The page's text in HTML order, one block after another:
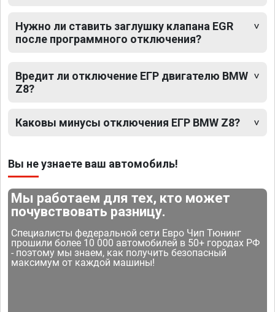
Нужно ли ставить заглушку клапана EGR
после программного отключения?
Вредит ли отключение ЕГР двигателю BMW
Z8?
Каковы минусы отключения ЕГР BMW Z8?
Вы не узнаете ваш автомобиль!
Мы работаем для тех, кто может
почувствовать разницу.
Специалисты федеральной сети Евро Чип Тюнинг
прошили более 10 000 автомобилей в 50+ городах РФ
- поэтому мы знаем, как получить безопасный
максимум от каждой машины!